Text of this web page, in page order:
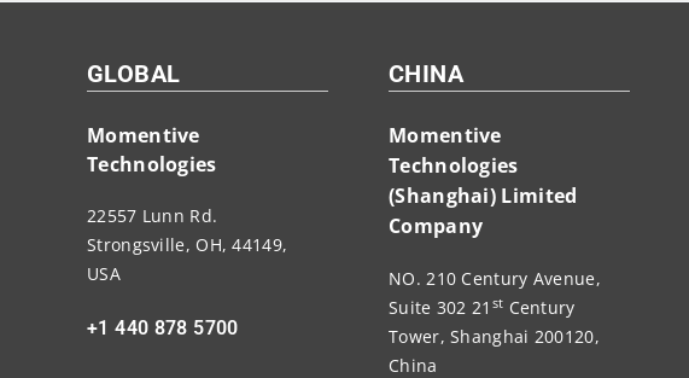
GLOBAL
Momentive
Technologies
22557 Lunn Rd.
Strongsville, OH, 44149,
USA
+1 440 878 5700
CHINA
Momentive
Technologies
(Shanghai) Limited
Company
NO. 210 Century Avenue,
Suite 302 21 st Century
Tower, Shanghai 200120,
China